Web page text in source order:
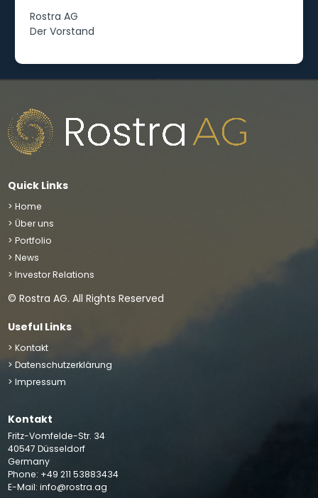
Rostra AG
Der Vorstand
Quick Links
> Home
> Über uns
> Portfolio
> News
> Investor Relations
© Rostra AG. All Rights Reserved
Useful Links
> Kontakt
> Datenschutzerklärung
> Impressum
Kontakt
Fritz-Vomfelde-Str. 34
40547 Düsseldorf
Germany
Phone: +49 211 53883434
E-Mail: info@rostra.ag
We use cookies to improve your site experience, perform
analytics and show you relevant advertising. By clicking
“Accept”, you agree to the storing of cookies on your
device